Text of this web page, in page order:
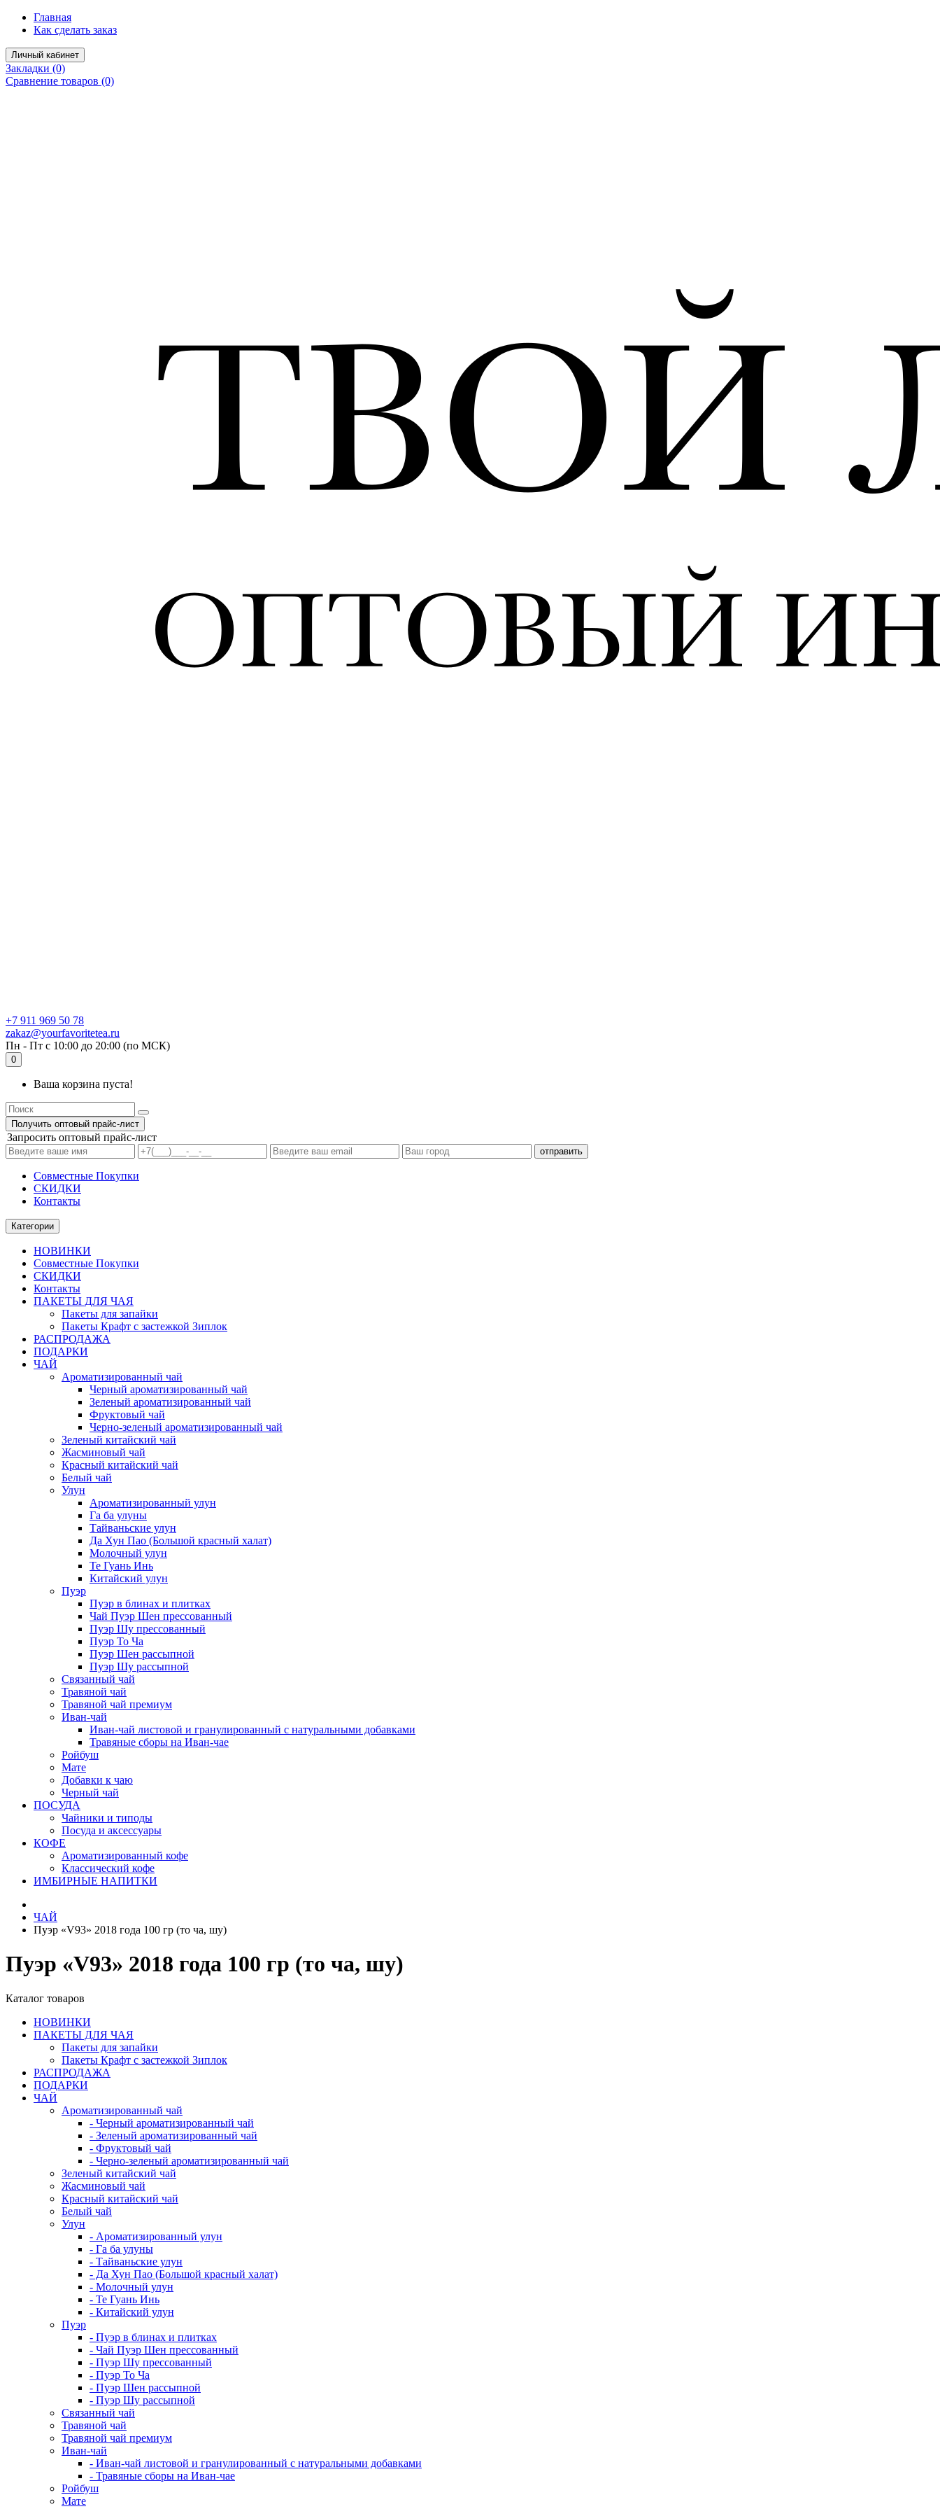
Главная
Как сделать заказ
Личный кабинет
Закладки (0)
Сравнение товаров (0)
+7 911 969 50 78
zakaz@yourfavoritetea.ru
Пн - Пт с 10:00 до 20:00 (по МСК)
0
Ваша корзина пуста!
Получить оптовый прайс-лист
Запросить оптовый прайс-лист
Совместные Покупки
СКИДКИ
Контакты
Категории
НОВИНКИ
Совместные Покупки
СКИДКИ
Контакты
ПАКЕТЫ ДЛЯ ЧАЯ
Пакеты для запайки
Пакеты Крафт с застежкой Зиплок
РАСПРОДАЖА
ПОДАРКИ
ЧАЙ
Ароматизированный чай
Черный ароматизированный чай
Зеленый ароматизированный чай
Фруктовый чай
Черно-зеленый ароматизированный чай
Зеленый китайский чай
Жасминовый чай
Красный китайский чай
Белый чай
Улун
Ароматизированный улун
Га ба улуны
Тайваньские улун
Да Хун Пао (Большой красный халат)
Молочный улун
Те Гуань Инь
Китайский улун
Пуэр
Пуэр в блинах и плитках
Чай Пуэр Шен прессованный
Пуэр Шу прессованный
Пуэр То Ча
Пуэр Шен рассыпной
Пуэр Шу рассыпной
Связанный чай
Травяной чай
Травяной чай премиум
Иван-чай
Иван-чай листовой и гранулированный с натуральными добавками
Травяные сборы на Иван-чае
Ройбуш
Мате
Добавки к чаю
Черный чай
ПОСУДА
Чайники и типоды
Посуда и аксессуары
КОФЕ
Ароматизированный кофе
Классический кофе
ИМБИРНЫЕ НАПИТКИ
ЧАЙ
Пуэр «V93» 2018 года 100 гр (то ча, шу)
Пуэр «V93» 2018 года 100 гр (то ча, шу)
Каталог товаров
НОВИНКИ
ПАКЕТЫ ДЛЯ ЧАЯ
Пакеты для запайки
Пакеты Крафт с застежкой Зиплок
РАСПРОДАЖА
ПОДАРКИ
ЧАЙ
Ароматизированный чай
- Черный ароматизированный чай
- Зеленый ароматизированный чай
- Фруктовый чай
- Черно-зеленый ароматизированный чай
Зеленый китайский чай
Жасминовый чай
Красный китайский чай
Белый чай
Улун
- Ароматизированный улун
- Га ба улуны
- Тайваньские улун
- Да Хун Пао (Большой красный халат)
- Молочный улун
- Те Гуань Инь
- Китайский улун
Пуэр
- Пуэр в блинах и плитках
- Чай Пуэр Шен прессованный
- Пуэр Шу прессованный
- Пуэр То Ча
- Пуэр Шен рассыпной
- Пуэр Шу рассыпной
Связанный чай
Травяной чай
Травяной чай премиум
Иван-чай
- Иван-чай листовой и гранулированный с натуральными добавками
- Травяные сборы на Иван-чае
Ройбуш
Мате